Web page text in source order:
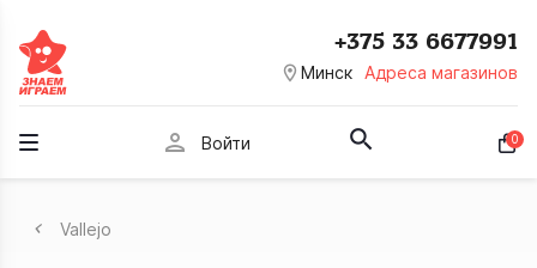
room Минск Адреса магазинов
+375 33 6677991
person Войти 0
Vallejo